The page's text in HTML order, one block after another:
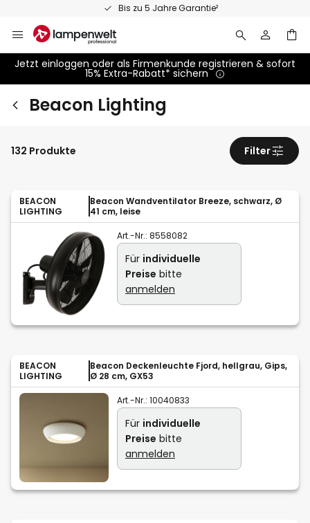
Bis zu 5 Jahre Garantie²
Inhalt
springen
Jetzt einloggen oder als Firmenkunde registrieren & sofort
15% Extra-Rabatt* sichern
Beacon Lighting
BEACON
LIGHTING
Beacon Wandventilator Breeze, schwarz, Ø
41 cm, leise
Art.-Nr.: 8558082
Für individuelle
Preise bitte
anmelden
BEACON
LIGHTING
Beacon Deckenleuchte Fjord, hellgrau, Gips,
Ø 28 cm, GX53
Art.-Nr.: 10040833
Für individuelle
Preise bitte
anmelden
132 Produkte Filter